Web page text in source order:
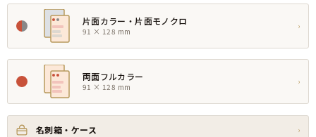
片面カラー・片面モノクロ
91 × 128 mm
›
両面フルカラー
91 × 128 mm
›
名刺箱・ケース ›